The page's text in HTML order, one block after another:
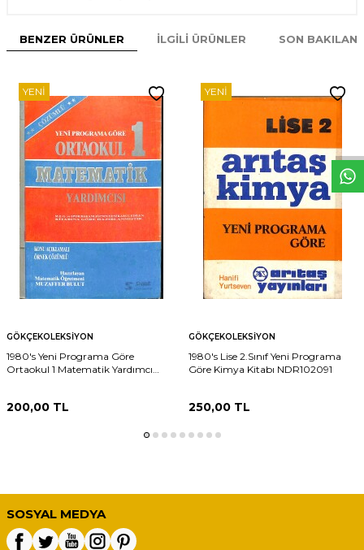
WhtsppDeseHatt
BENZER ÜRÜNLER İLGILI ÜRÜNLER SON
YENI
GÖKÇEKOLEKSIYON
1980's Yeni Programa Göre
Ortaokul 1 Matematik Yardımcı
200,00 TL
YENI
GÖKÇEKOLEKSIYON
1980's Lise 2.Sınıf Yeni Programa
Göre Kimya Kitabı NDR102091
250,00TL
SOSYAL MEDYA